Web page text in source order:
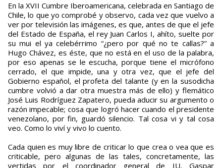
En la XVII Cumbre Iberoamericana, celebrada en Santiago de
Chile, lo que yo comprobé y observo, cada vez que vuelvo a
ver por televisión las imágenes, es que, antes de que el jefe
del Estado de España, el rey Juan Carlos I, ahíto, suelte por
su mui el ya celebérrimo “¿pero por qué no te callas?” a
Hugo Chávez, es éste, que no está en el uso de la palabra,
por eso apenas se le escucha, porque tiene el micrófono
cerrado, el que impide, una y otra vez, que el jefe del
Gobierno español, el profeta del talante (y en la susodicha
cumbre volvió a dar otra muestra más de ello) y flemático
José Luis Rodríguez Zapatero, pueda aducir su argumento o
razón impecable; cosa que logró hacer cuando el presidente
venezolano, por fin, guardó silencio. Tal cosa vi y tal cosa
veo. Como lo viví y vivo lo cuento.
Cada quien es muy libre de criticar lo que crea o vea que es
criticable, pero algunas de las tales, concretamente, las
vertidas por el coordinador general de IU, Gaspar